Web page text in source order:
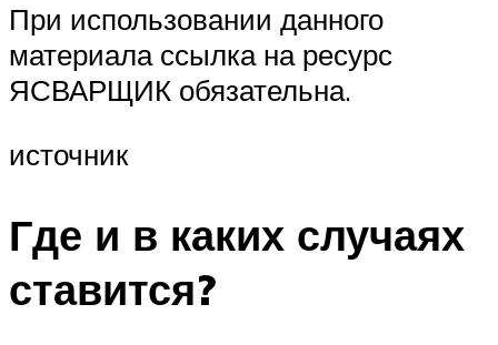
При использовании данного
материала ссылка на ресурс
ЯСВАРЩИК обязательна.
источник
Где и в каких случаях
ставится?